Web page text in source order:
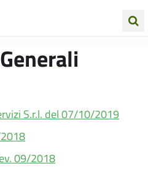
S.r.l. del 07/10/2019
09/2018